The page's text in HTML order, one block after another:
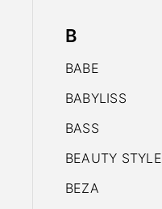
B
BABE
BABYLISS
BASS
BEAUTY STYLE
BEZA